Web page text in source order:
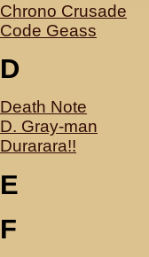
Chrono Crusade
Code Geass
D
Death Note
D. Gray-man
Durarara!!
E
F